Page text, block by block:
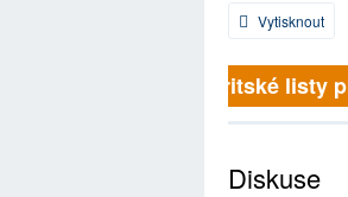
Vytisknout
Britské listy
Diskuse